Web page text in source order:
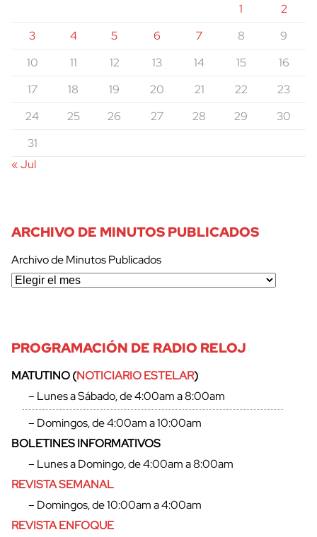
1
2
3
4 5 6 7 8
9
10
11 12 13 14 15
16
17
18 19 20 21 22
23
24
25 26 27 28 29
30
31
« Jul
ARCHIVO DE MINUTOS PUBLICADOS
Archivo de Minutos Publicados
PROGRAMACIÓN DE RADIO RELOJ
MATUTINO (NOTICIARIO ESTELAR)
– Lunes a Sábado, de 4:00am a 8:00am
– Domingos, de 4:00am a 10:00am
BOLETINES INFORMATIVOS
– Lunes a Domingo, de 4:00am a 8:00am
REVISTA SEMANAL
– Domingos, de 10:00am a 4:00am
REVISTA ENFOQUE